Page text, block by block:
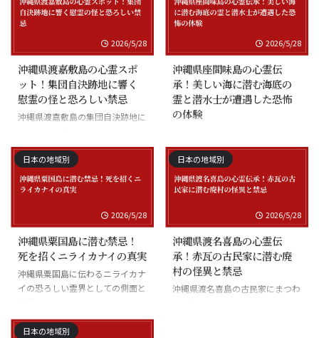
2026/5/28
沖縄県渡嘉敷島の心霊スポ
ット！集団自決跡地に響く
慰霊の怪と恐ろしい禁忌
沖縄県渡嘉敷島の集団自決跡地に
2026/5/28
沖縄県座間味島の心霊伝
承！美しい海に潜む海底の
霊と潜水士が遭遇した恐怖
の体験
士の怪談
日本の地域別
2026/5/28
沖縄県粟国島に潜む禁忌！
死を招くニライカナイの真実
沖縄県粟国島に伝わるニライカナ
イの恐ろしい霊界としての側面と
日本の地域別
2026/5/28
沖縄県渡名喜島の心霊伝
承！赤瓦の古民家に潜む廃
村の怪異と禁忌
沖縄県渡名喜島の古民家にまつわ
日本の地域別